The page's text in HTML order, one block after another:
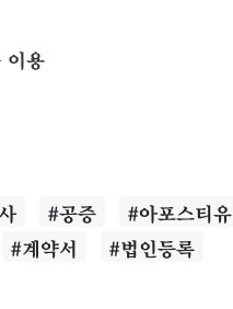
이용
#공증 #아포스티유
#계약서
#법인등록